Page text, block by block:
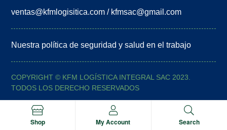
ventas@kfmlogisitica.com / kfmsac@gmail.com
Nuestra política de seguridad y salud en el trabajo
COPYRIGHT © KFM LOGÍSTICA INTEGRAL SAC 2023.
TODOS LOS DERECHO RESERVADOS
Shop My Account Search